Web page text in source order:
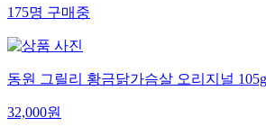
175명구매중
동원 그릴리 황금닭가슴살 오리지널
32,000원